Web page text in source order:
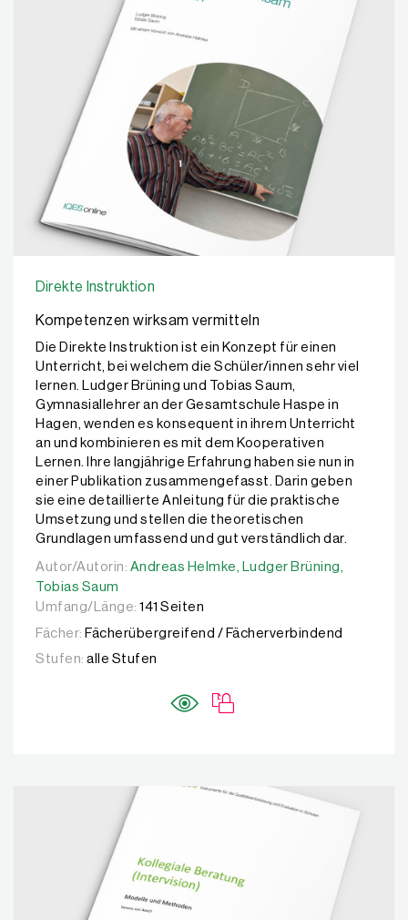
Direkte Instruktion
Kompetenzen wirksam vermitteln
Die Direkte Instruktion ist ein Konzept für einen
Unterricht, bei welchem die Schüler/innen sehr viel
lernen. Ludger Brüning und Tobias Saum,
Gymnasiallehrer an der Gesamtschule Haspe in
Hagen, wenden es konsequent in ihrem Unterricht
an und kombinieren es mit dem Kooperativen
Lernen. Ihre langjährige Erfahrung haben sie nun in
einer Publikation zusammengefasst. Darin geben
sie eine detaillierte Anleitung für die praktische
Umsetzung und stellen die theoretischen
Grundlagen umfassend und gut verständlich dar.
Autor/Autorin: Andreas Helmke, Ludger Brüning,
Autor/Autorin: Andreas Helmke, Ludger Brüning,
Tobias Saum
Umfang/Länge: 141 Seiten
Fächer: Fächerübergreifend / Fächerverbindend
Stufen: alle Stufen